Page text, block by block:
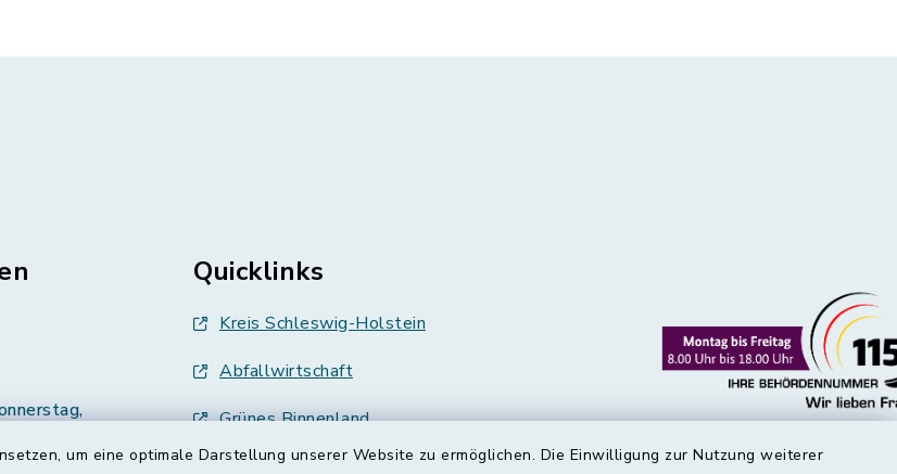
um eine optimale Darstellung unserer Website zu ermöglichen. Die Einwilligung zur Nutzung weiterer
Quicklinks
Kreis Schleswig-Holstein
Abfallwirtschaft
Grünes Binnenland
Treenespiegel